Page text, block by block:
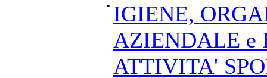
• IGIENE,
AZIENDALE e
ATTIVITA'